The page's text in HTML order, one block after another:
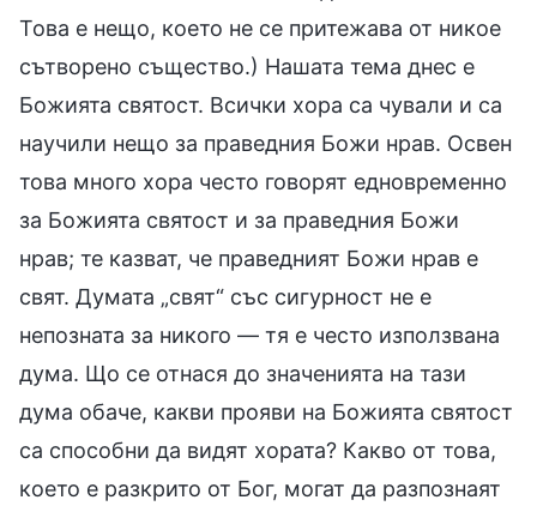
Това е нещо, което не се притежава от никое
сътворено същество.) Нашата тема днес е
Божията святост. Всички хора са чували и са
научили нещо за праведния Божи нрав. Освен
това много хора често говорят едновременно
за Божията святост и за праведния Божи
нрав; те казват, че праведният Божи нрав е
свят. Думата „свят“ със сигурност не е
непозната за никого — тя е често използвана
дума. Що се отнася до значенията на тази
дума обаче, какви прояви на Божията святост
са способни да видят хората? Какво от това,
което е разкрито от Бог, могат да разпознаят